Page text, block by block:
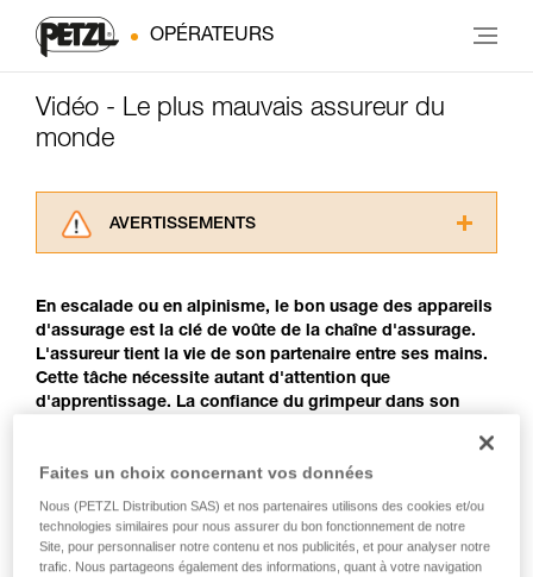
OPÉRATEURS
Vidéo - Le plus mauvais assureur du
monde
AVERTISSEMENTS
consulter. Vous devez avoir compris les
informations de la notice technique pour
pouvoir comprendre ce complément
d’informations.
Maîtriser ces techniques nécessite une
la manipulation, seul, en toute sécurité, avant
de la reproduire en autonomie.
Nous donnons des exemples de techniques
liées à votre activité. Il peut en exister d’autres
En escalade ou en alpinisme, le bon usage des appareils
d'assurage est la clé de voûte de la chaîne d'assurage.
L'assureur tient la vie de son partenaire entre ses mains.
Cette tâche nécessite autant d'attention que
d'apprentissage. La confiance du grimpeur dans son
un bon assureur.
Le plus mauvais assureur du monde
Des attitudes comme celles-ci, tous les grimpeurs peuvent y
Faites un choix concernant vos données
Nous (PETZL Distribution SAS) et nos partenaires utilisons des cookies et/ou
technologies similaires pour nous assurer du bon fonctionnement de notre
Site, pour personnaliser notre contenu et nos publicités, et pour analyser notre
trafic. Nous partageons également des informations, quant à votre navigation